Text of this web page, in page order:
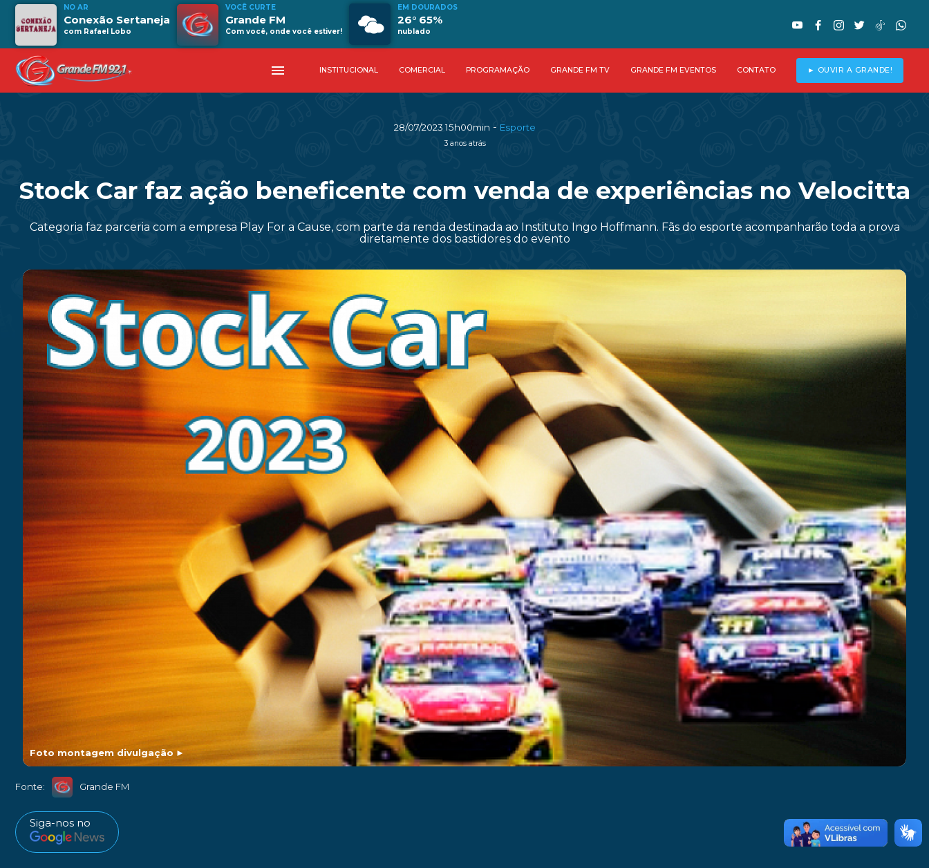
NO AR
Conexão Sertaneja
com Rafael Lobo
VOCÊ CURTE
Grande FM
Com você, onde você estiver!
EM DOURADOS
26° 65%
nublado
menu INSTITUCIONAL COMERCIAL PROGRAMAÇÃO GRANDE FM TV GRANDE FM EVENTOS CONTATO ► OUVIR A GRANDE!
28/07/2023 15h00min - Esporte
3 anos atrás
Stock Car faz ação beneficente com venda de experiências no Velocitta
Categoria faz parceria com a empresa Play For a Cause, com parte da renda destinada ao Instituto Ingo Hoffmann. Fãs do esporte acompanharão toda a prova
diretamente dos bastidores do evento
Foto montagem divulgação ►
Fonte: Grande FM
Siga-nos no